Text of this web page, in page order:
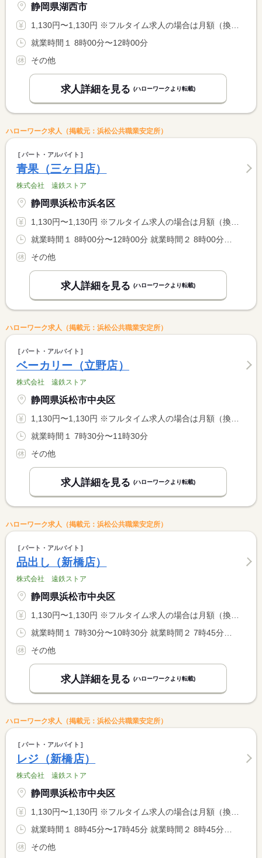
静岡県湖西市
1,130円〜1,130円 ※フルタイム求人の場合は月額（換算額）、パート求人の場合は時間額を表示しています。
就業時間１ 8時00分〜12時00分
その他
求人詳細を見る (ハローワークより転載)
ハローワーク求人（掲載元：浜松公共職業安定所）
パート・アルバイト
青果（三ヶ日店）
株式会社 遠鉄ストア
静岡県浜松市浜名区
1,130円〜1,130円 ※フルタイム求人の場合は月額（換算額）、パート求人の場合は時間額を表示しています。
その他
求人詳細を見る (ハローワークより転載)
ハローワーク求人（掲載元：浜松公共職業安定所）
パート・アルバイト
ベーカリー（立野店）
株式会社 遠鉄ストア
静岡県浜松市中央区
1,130円〜1,130円 ※フルタイム求人の場合は月額（換算額）、パート求人の場合は時間額を表示しています。
就業時間１ 7時30分〜11時30分
その他
求人詳細を見る (ハローワークより転載)
ハローワーク求人（掲載元：浜松公共職業安定所）
パート・アルバイト
品出し（新橋店）
株式会社 遠鉄ストア
静岡県浜松市中央区
1,130円〜1,130円 ※フルタイム求人の場合は月額（換算額）、パート求人の場合は時間額を表示しています。
その他
求人詳細を見る (ハローワークより転載)
ハローワーク求人（掲載元：浜松公共職業安定所）
パート・アルバイト
レジ（新橋店）
株式会社 遠鉄ストア
静岡県浜松市中央区
1,130円〜1,130円 ※フルタイム求人の場合は月額（換算額）、パート求人の場合は時間額を表示しています。
その他